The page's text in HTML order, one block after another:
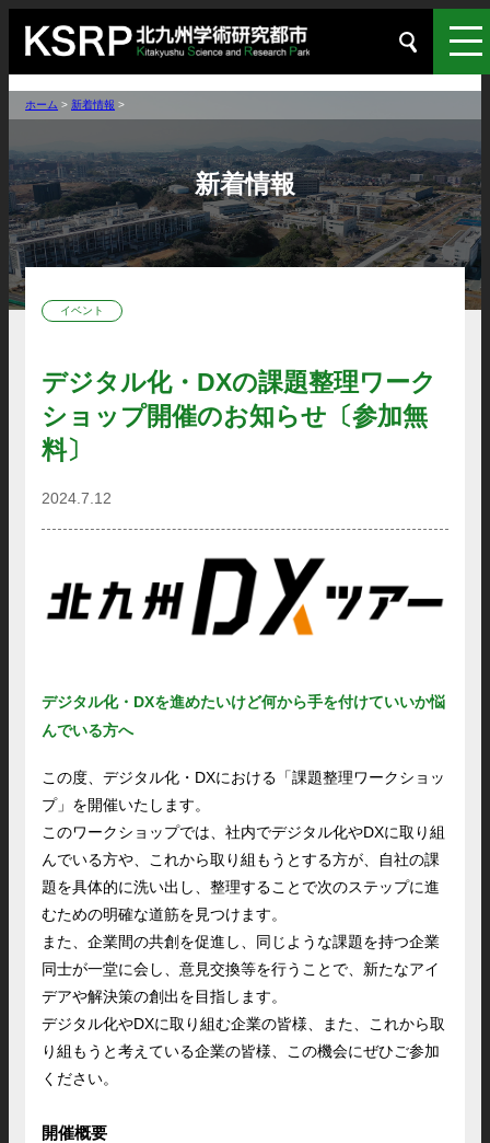
ホーム >新着情報 >
新着情報
イベント
デジタル化・DXの課題整理ワーク
ショップ開催のお知らせ〔参加無
料〕
2024.7.12
デジタル化・DXを進めたいけど何から手を付けていいか悩
んでいる方へ
この度、デジタル化・DXにおける「課題整理ワークショッ
プ」を開催いたします。
このワークショップでは、社内でデジタル化やDXに取り組
んでいる方や、これから取り組もうとする方が、自社の課
題を具体的に洗い出し、整理することで次のステップに進
むための明確な道筋を見つけます。
また、企業間の共創を促進し、同じような課題を持つ企業
同士が一堂に会し、意見交換等を行うことで、新たなアイ
デアや解決策の創出を目指します。
デジタル化やDXに取り組む企業の皆様、また、これから取
り組もうと考えている企業の皆様、この機会にぜひご参加
ください。
開催概要